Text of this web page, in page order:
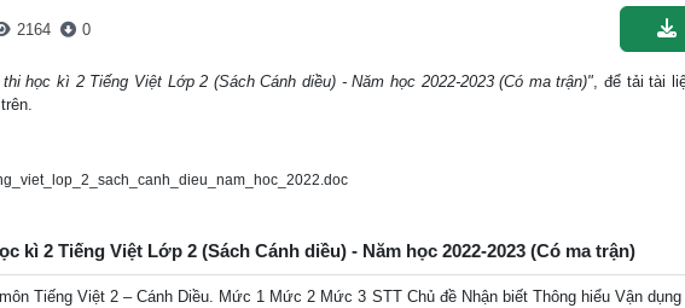
2164 0
học kì 2 Tiếng Việt Lớp 2 (Sách Cánh diều) - Năm học 2022-2023 (Có ma trận)", để tải tài
kì 2 Tiếng Việt Lớp 2 (Sách Cánh diều) - Năm học 2022-2023 (Có ma trận)
Tiếng Việt 2 – Cánh Diều. Mức 1 Mức 2 Mức 3 STT Chủ đề Nhận biết Thông hiểu Vận